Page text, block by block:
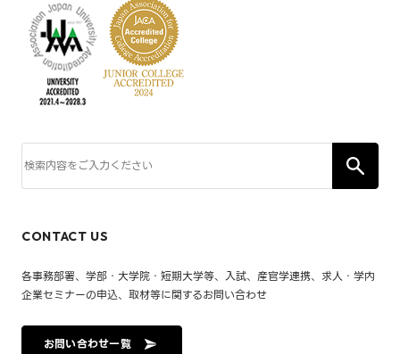
CONTACT US
各事務部署、学部・大学院・短期大学等、入試、産官学連携、求人・学内
企業セミナーの申込、取材等に関するお問い合わせ
お問い合わせ一覧